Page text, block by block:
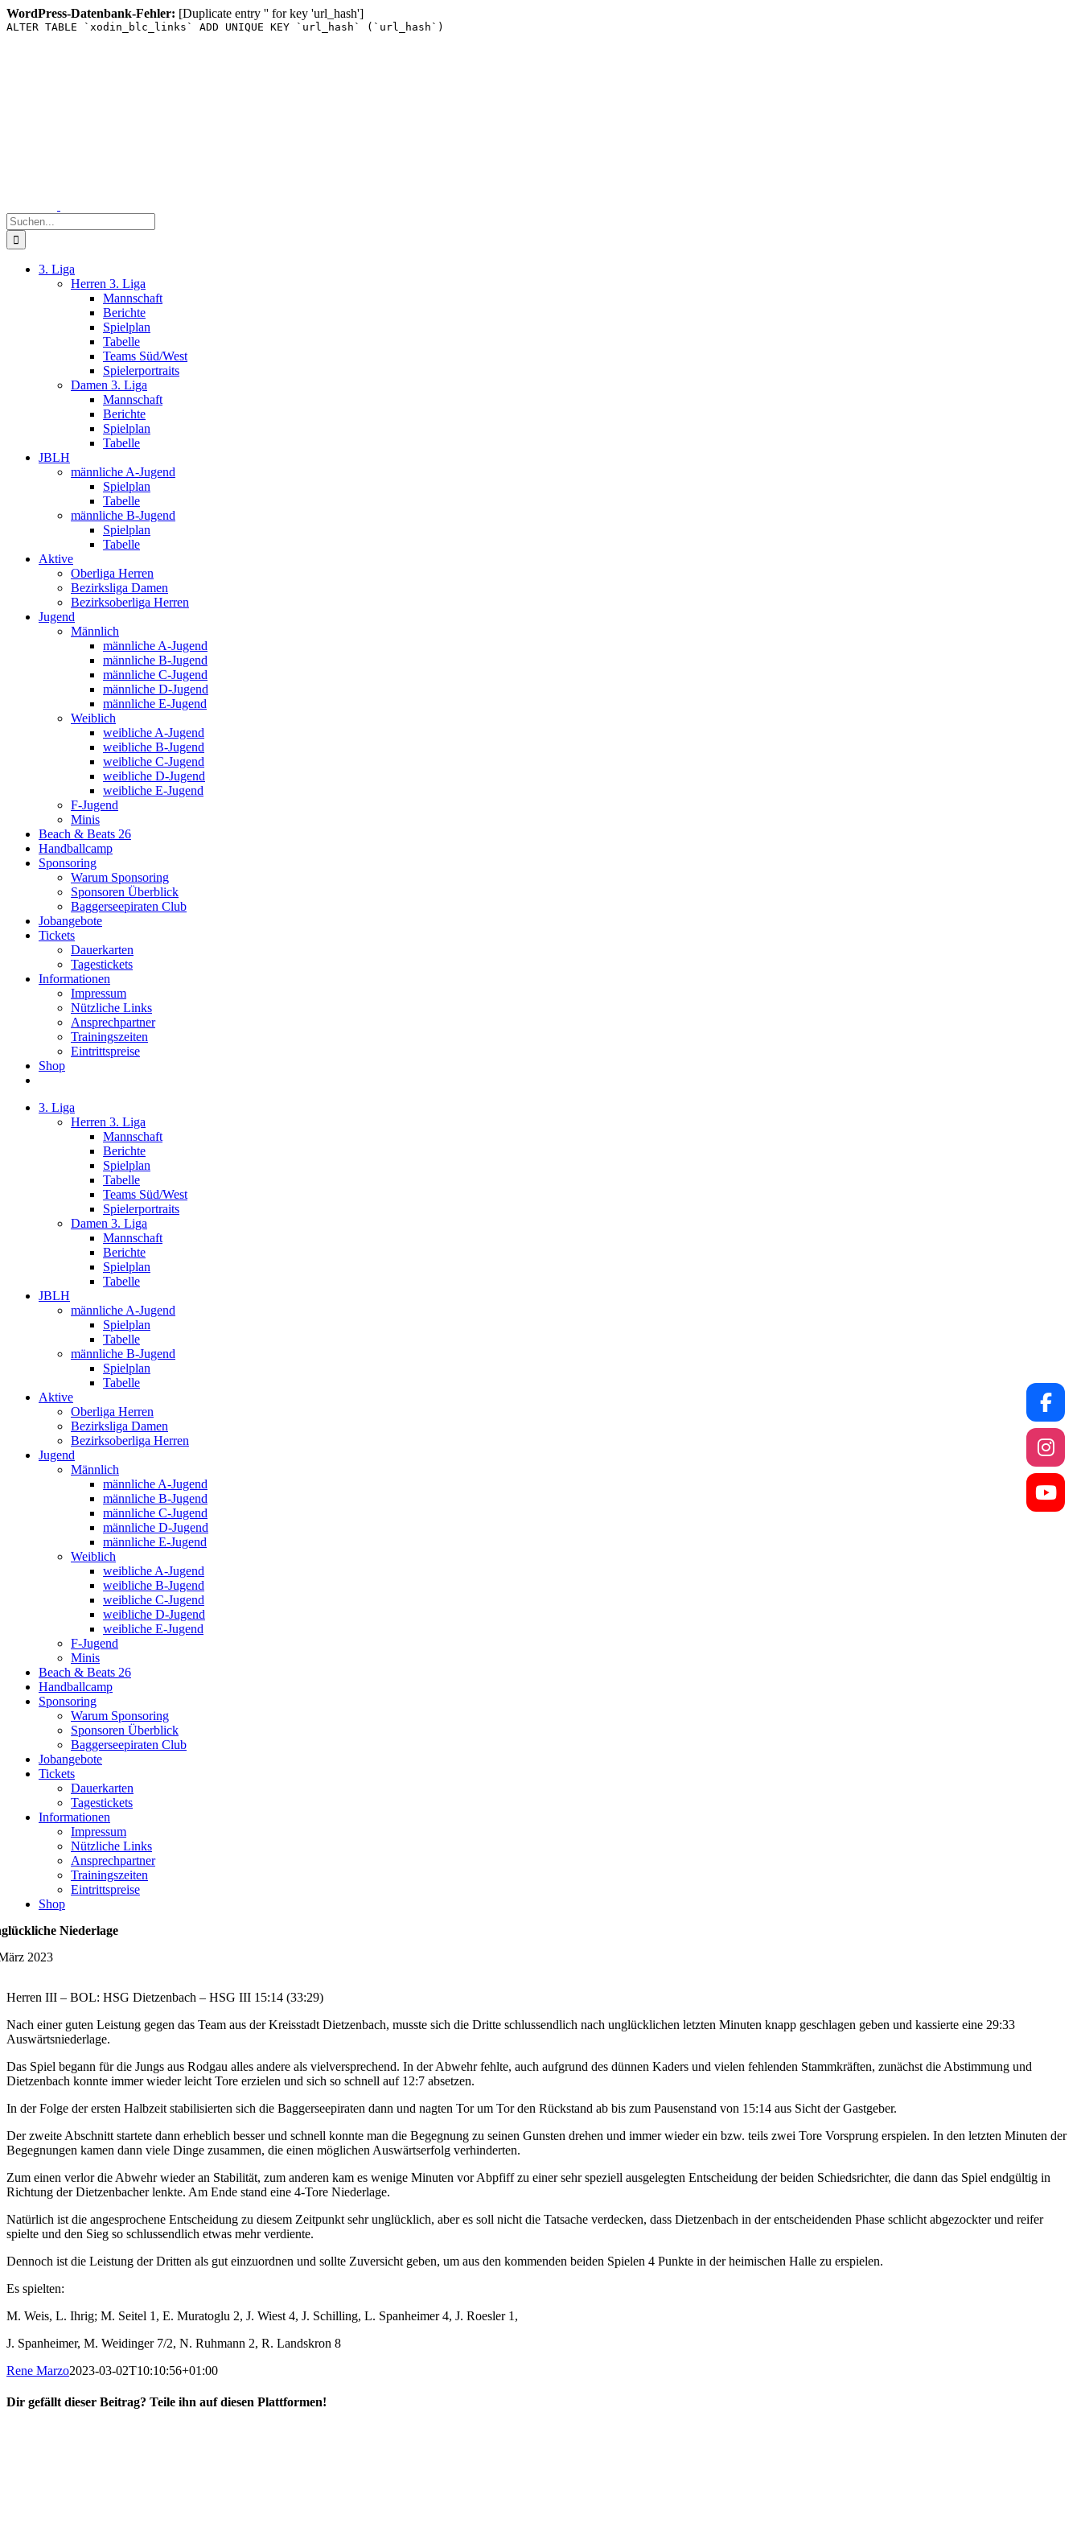
WordPress-Datenbank-Fehler: [Duplicate entry '' for key 'url_hash']
ALTER TABLE `xodin_blc_links` ADD UNIQUE KEY `url_hash` (`url_hash`)
Suche
nach:
3. Liga
Herren 3. Liga
Mannschaft
Berichte
Spielplan
Tabelle
Teams Süd/West
Spielerportraits
Damen 3. Liga
Mannschaft
Berichte
Spielplan
Tabelle
JBLH
männliche A-Jugend
Spielplan
Tabelle
männliche B-Jugend
Spielplan
Tabelle
Aktive
Oberliga Herren
Bezirksliga Damen
Bezirksoberliga Herren
Jugend
Männlich
männliche A-Jugend
männliche B-Jugend
männliche C-Jugend
männliche D-Jugend
männliche E-Jugend
Weiblich
weibliche A-Jugend
weibliche B-Jugend
weibliche C-Jugend
weibliche D-Jugend
weibliche E-Jugend
F-Jugend
Minis
Beach & Beats 26
Handballcamp
Sponsoring
Warum Sponsoring
Sponsoren Überblick
Baggerseepiraten Club
Jobangebote
Tickets
Dauerkarten
Tagestickets
Informationen
Impressum
Nützliche Links
Ansprechpartner
Trainingszeiten
Eintrittspreise
Shop
3. Liga
Herren 3. Liga
Mannschaft
Berichte
Spielplan
Tabelle
Teams Süd/West
Spielerportraits
Damen 3. Liga
Mannschaft
Berichte
Spielplan
Tabelle
JBLH
männliche A-Jugend
Spielplan
Tabelle
männliche B-Jugend
Spielplan
Tabelle
Aktive
Oberliga Herren
Bezirksliga Damen
Bezirksoberliga Herren
Jugend
Männlich
männliche A-Jugend
männliche B-Jugend
männliche C-Jugend
männliche D-Jugend
männliche E-Jugend
Weiblich
weibliche A-Jugend
weibliche B-Jugend
weibliche C-Jugend
weibliche D-Jugend
weibliche E-Jugend
F-Jugend
Minis
Beach & Beats 26
Handballcamp
Sponsoring
Warum Sponsoring
Sponsoren Überblick
Baggerseepiraten Club
Jobangebote
Tickets
Dauerkarten
Tagestickets
Informationen
Impressum
Nützliche Links
Ansprechpartner
Trainingszeiten
Eintrittspreise
Shop
Niederlage
2023
Herren III – BOL: HSG Dietzenbach – HSG III 15:14 (33:29)
Nach einer guten Leistung gegen das Team aus der Kreisstadt Dietzenbach, musste sich die Dritte schlussendlich nach unglücklichen letzten Minuten knapp geschlagen geben und kassierte eine 29:33
Auswärtsniederlage.
Das Spiel begann für die Jungs aus Rodgau alles andere als vielversprechend. In der Abwehr fehlte, auch aufgrund des dünnen Kaders und vielen fehlenden Stammkräften, zunächst die Abstimmung und
Dietzenbach konnte immer wieder leicht Tore erzielen und sich so schnell auf 12:7 absetzen.
In der Folge der ersten Halbzeit stabilisierten sich die Baggerseepiraten dann und nagten Tor um Tor den Rückstand ab bis zum Pausenstand von 15:14 aus Sicht der Gastgeber.
Der zweite Abschnitt startete dann erheblich besser und schnell konnte man die Begegnung zu seinen Gunsten drehen und immer wieder ein bzw. teils zwei Tore Vorsprung erspielen. In den letzten Minuten der
Begegnungen kamen dann viele Dinge zusammen, die einen möglichen Auswärtserfolg verhinderten.
Zum einen verlor die Abwehr wieder an Stabilität, zum anderen kam es wenige Minuten vor Abpfiff zu einer sehr speziell ausgelegten Entscheidung der beiden Schiedsrichter, die dann das Spiel endgültig in
Richtung der Dietzenbacher lenkte. Am Ende stand eine 4-Tore Niederlage.
Natürlich ist die angesprochene Entscheidung zu diesem Zeitpunkt sehr unglücklich, aber es soll nicht die Tatsache verdecken, dass Dietzenbach in der entscheidenden Phase schlicht abgezockter und reifer
spielte und den Sieg so schlussendlich etwas mehr verdiente.
Dennoch ist die Leistung der Dritten als gut einzuordnen und sollte Zuversicht geben, um aus den kommenden beiden Spielen 4 Punkte in der heimischen Halle zu erspielen.
Es spielten:
M. Weis, L. Ihrig; M. Seitel 1, E. Muratoglu 2, J. Wiest 4, J. Schilling, L. Spanheimer 4, J. Roesler 1,
J. Spanheimer, M. Weidinger 7/2, N. Ruhmann 2, R. Landskron 8
Rene Marzo2023-03-02T10:10:56+01:00
Dir gefällt dieser Beitrag? Teile ihn auf diesen Plattformen!